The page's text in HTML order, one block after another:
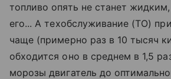
топливо опять не станет
его... А тех­обслуживание (ТО)
чаще (примерно раз в 10 тысяч
обходится оно в среднем в 1,5
морозы двигатель до